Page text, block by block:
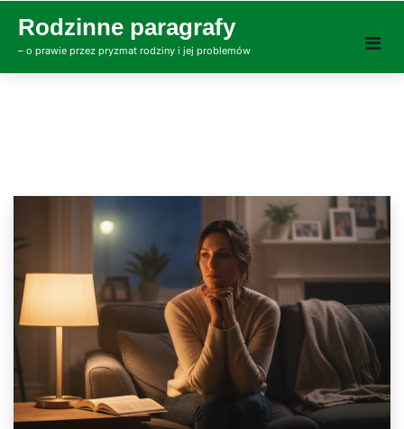
content
Rodzinne paragrafy
– o prawie przez pryzmat rodziny i jej problemów